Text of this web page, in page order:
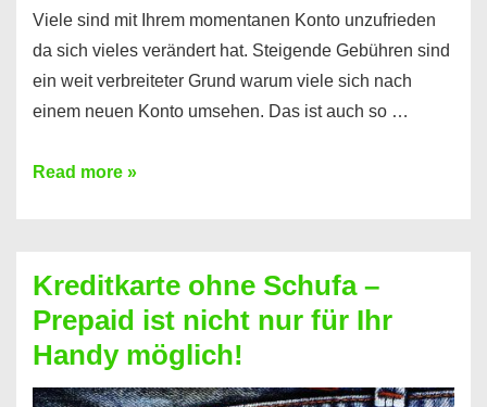
Viele sind mit Ihrem momentanen Konto unzufrieden
da sich vieles verändert hat. Steigende Gebühren sind
ein weit verbreiteter Grund warum viele sich nach
einem neuen Konto umsehen. Das ist auch so …
Konto
Neueröffnung
trotz
Schufaeintrag
möglich
Read more »
Kreditkarte ohne Schufa –
Prepaid ist nicht nur für Ihr
Handy möglich!